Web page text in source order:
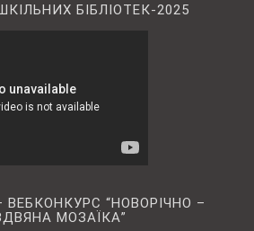
БІБЛІОТЕК-2025
“НОВОРІЧНО –
МОЗАЇКА”